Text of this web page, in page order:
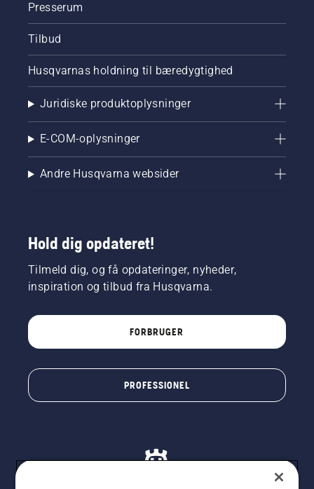
Presserum
Tilbud
Husqvarnas holdning til bæredygtighed
Juridiske produktoplysninger
E-COM-oplysninger
Andre Husqvarna websider
Hold dig opdateret!
Tilmeld dig, og få opdateringer, nyheder,
inspiration og tilbud fra Husqvarna.
FORBRUGER
PROFESSIONEL